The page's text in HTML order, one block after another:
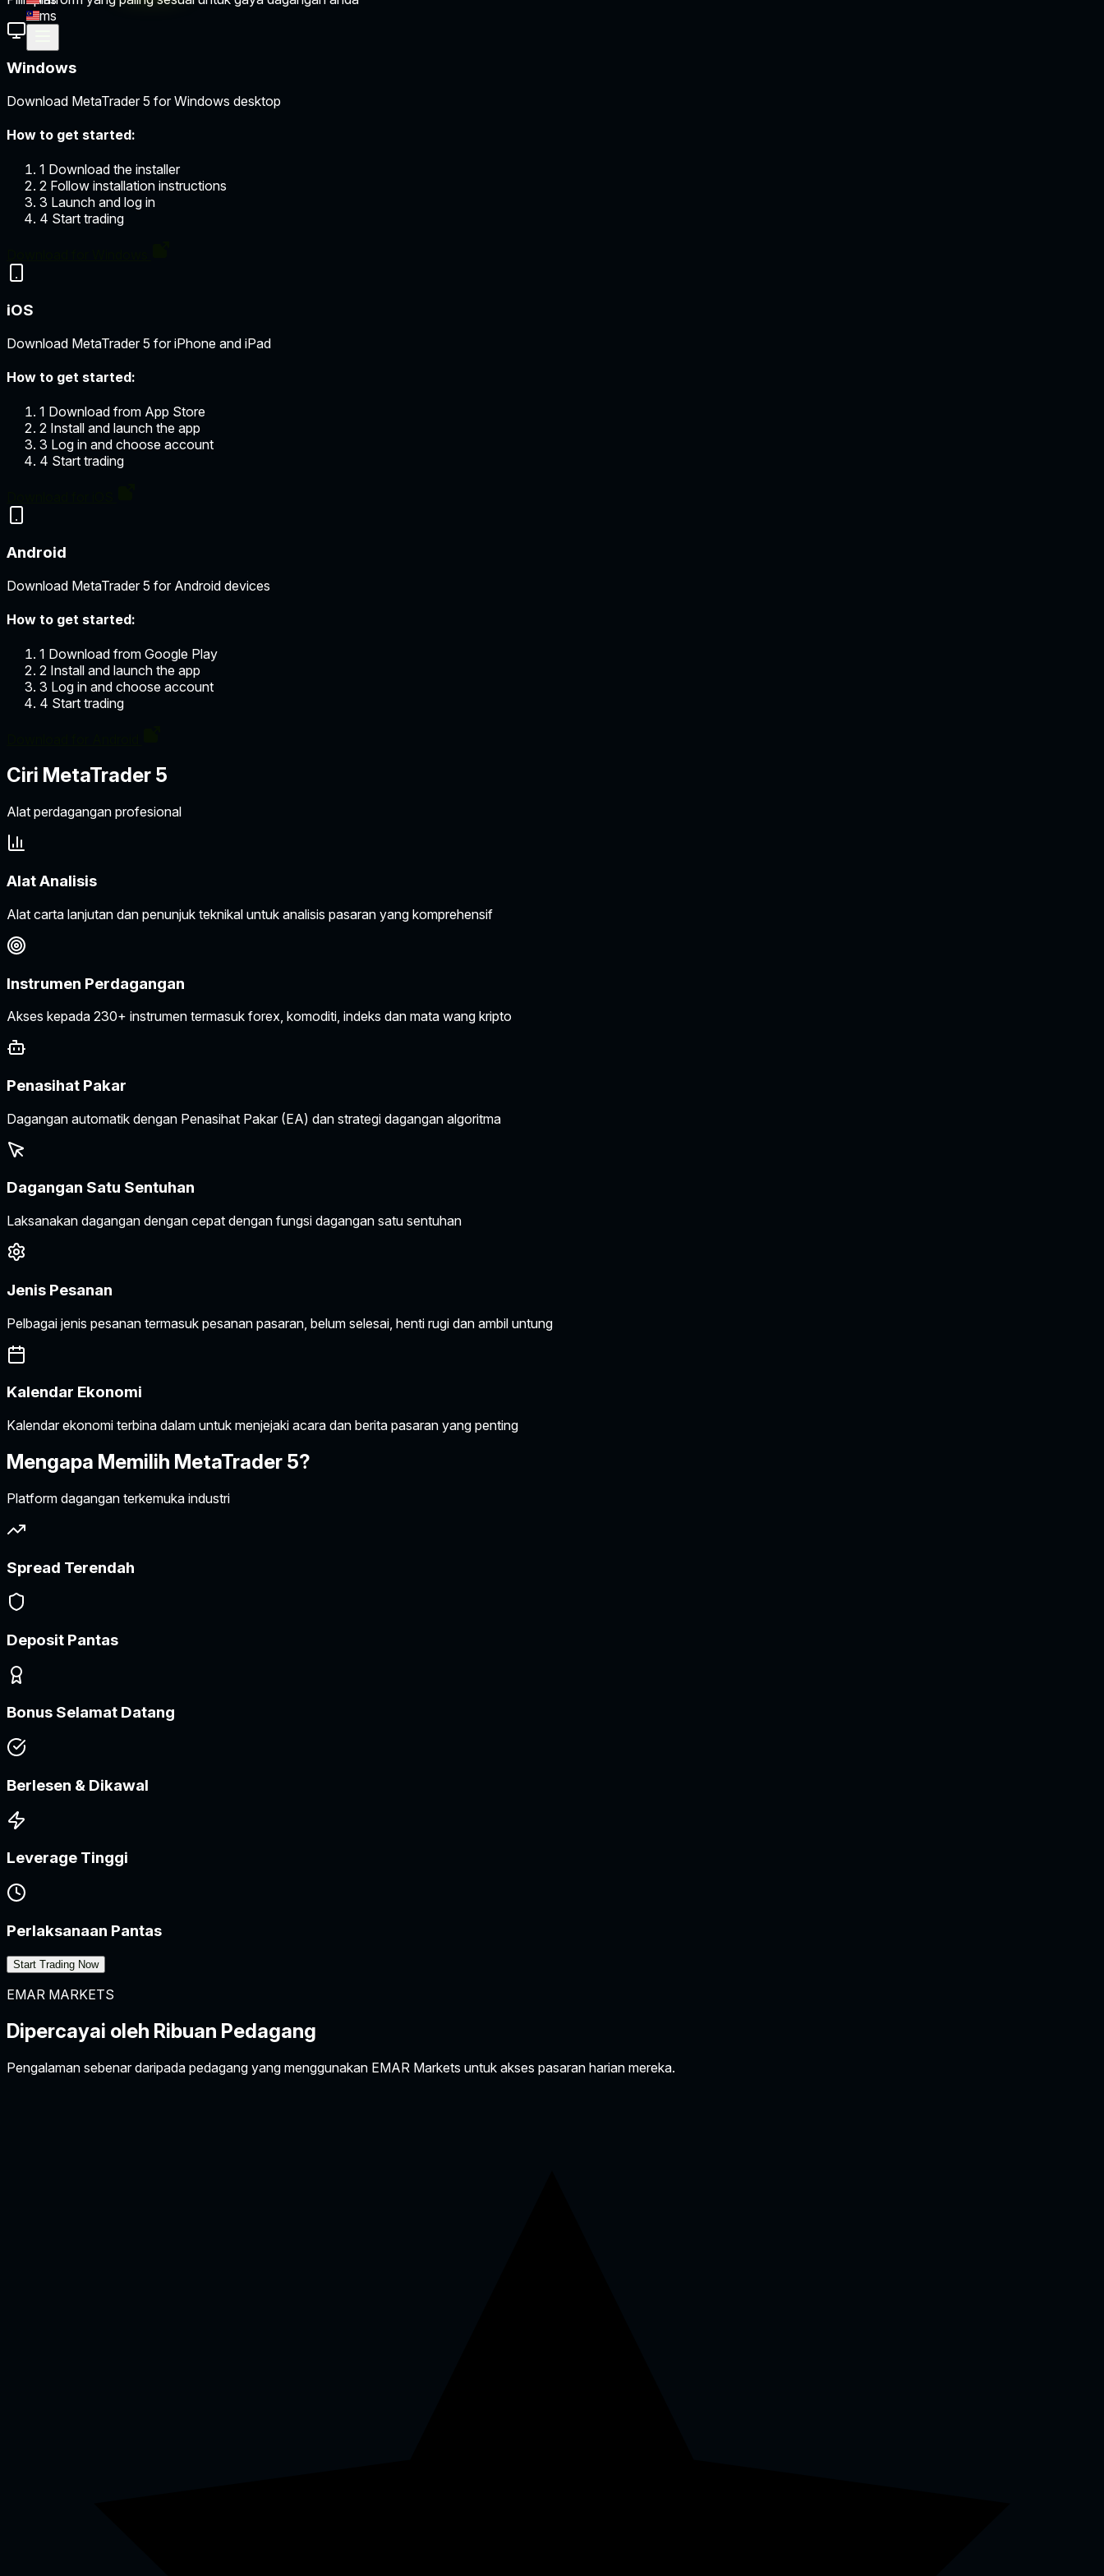
ms
Windows
Download MetaTrader 5 for Windows desktop
How to get started:
1 Download the installer
2 Follow installation instructions
3 Launch and log in
4 Start trading
iOS
Download MetaTrader 5 for iPhone and iPad
How to get started:
1 Download from App Store
2 Install and launch the app
3 Log in and choose account
4 Start trading
Android
Download MetaTrader 5 for Android devices
How to get started:
1 Download from Google Play
2 Install and launch the app
3 Log in and choose account
4 Start trading
Ciri MetaTrader 5
Alat perdagangan profesional
Alat Analisis
Alat carta lanjutan dan penunjuk teknikal untuk analisis pasaran yang komprehensif
Instrumen Perdagangan
Akses kepada 230+ instrumen termasuk forex, komoditi, indeks dan mata wang kripto
Penasihat Pakar
Dagangan automatik dengan Penasihat Pakar (EA) dan strategi dagangan algoritma
Dagangan Satu Sentuhan
Laksanakan dagangan dengan cepat dengan fungsi dagangan satu sentuhan
Jenis Pesanan
Pelbagai jenis pesanan termasuk pesanan pasaran, belum selesai, henti rugi dan ambil untung
Kalendar Ekonomi
Kalendar ekonomi terbina dalam untuk menjejaki acara dan berita pasaran yang penting
Mengapa Memilih MetaTrader 5?
Platform dagangan terkemuka industri
Spread Terendah
Deposit Pantas
Bonus Selamat Datang
Berlesen & Dikawal
Leverage Tinggi
Perlaksanaan Pantas
Start Trading Now
EMAR MARKETS
Dipercayai oleh Ribuan Pedagang
Pengalaman sebenar daripada pedagang yang menggunakan EMAR Markets untuk akses pasaran harian mereka.